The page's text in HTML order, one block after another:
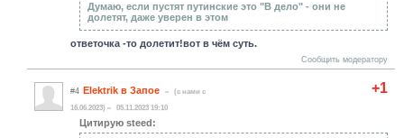
Думаю, если пустят путинские это "В дело" - они не
долетят, даже уверен в этом
ответочка -то долетит!вот в чём суть.
Сообщить модератору
+1
#4 Elektrik в Запое
(c нами с
16.06.2023)
05.11.2023 19:10
Цитирую steed: